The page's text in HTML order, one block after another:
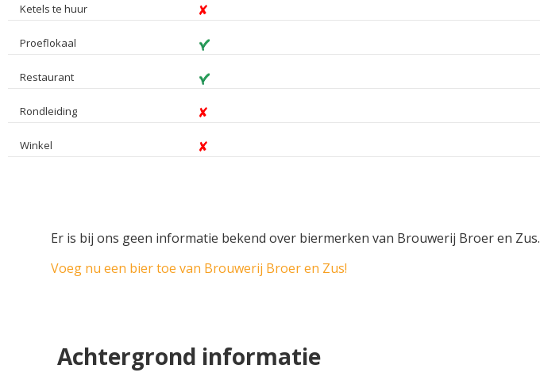
Ketels te huur
Proeflokaal
Restaurant
Rondleiding
Winkel
Er is bij ons geen informatie bekend over biermerken van Brouwerij Broer en Zus.
Voeg nu een bier toe van Brouwerij Broer en Zus!
Achtergrond informatie